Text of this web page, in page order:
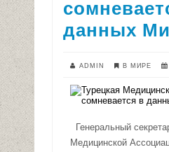
данных
ADMIN В МИРЕ
Генеральный
Медицинской